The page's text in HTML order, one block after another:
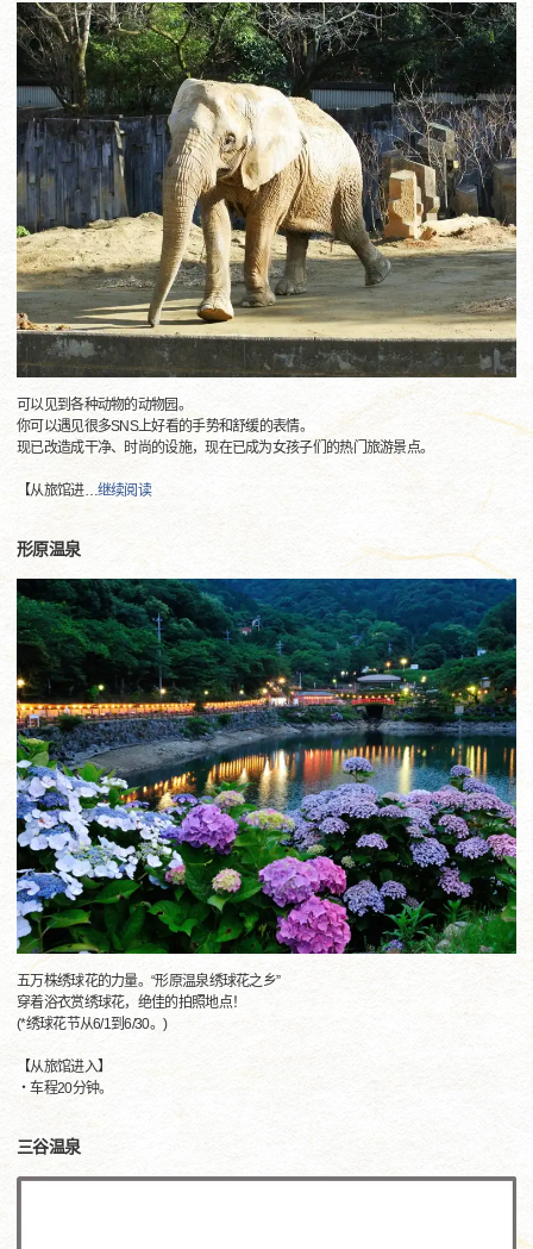
可以见到各种动物的动物园。
你可以遇见很多SNS上好看的手势和舒缓的表情。
现已改造成干净、时尚的设施，现在已成为女孩子们的热门旅游景点。
【从旅馆进…继续阅读
形原温泉
五万株绣球花的力量。“形原温泉绣球花之乡”
穿着浴衣赏绣球花，绝佳的拍照地点！
(*绣球花节从6/1到6/30。)
【从旅馆进入】
・车程20分钟。
三谷温泉